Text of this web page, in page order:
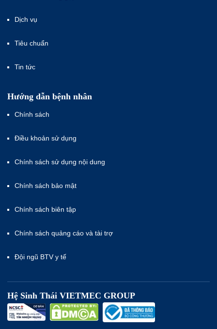
Dịch vụ
Tiêu chuẩn
Tin tức
Hướng dẫn bệnh nhân
Chính sách
Điều khoản sử dụng
Chính sách sử dụng nội dung
Chính sách bảo mật
Chính sách biên tập
Chính sách quảng cáo và tài trợ
Đội ngũ BTV y tế
Hệ Sinh Thái VIETMEC GROUP